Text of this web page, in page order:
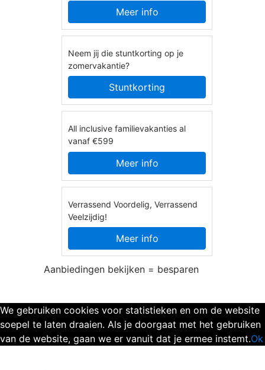
Meer info
Neem jij die stuntkorting op je
zomervakantie?
Stuntkorting
All inclusive familievakanties al
vanaf €599
Meer info
Verrassend Voordelig, Verrassend
Veelzijdig!
Meer info
Aanbiedingen bekijken = besparen
We gebruiken cookies voor statistieken en om de website
soepel te laten draaien. Als je doorgaat met het gebruiken
van de website, gaan we er vanuit dat je ermee instemt.Ok